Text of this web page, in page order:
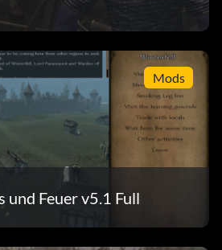
Mods
und Feuer v5.1 Full